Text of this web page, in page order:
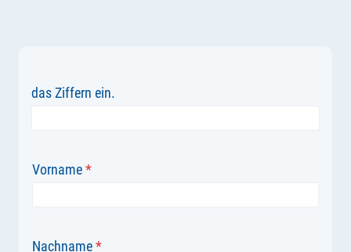
das Ziffern ein.
Vorname*
Nachname*